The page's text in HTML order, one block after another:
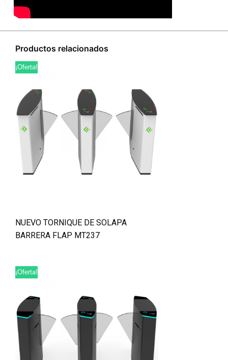
Productos relacionados
¡Oferta!
NUEVO TORNIQUE DE SOLAPA
BARRERA FLAP MT237
¡Oferta!